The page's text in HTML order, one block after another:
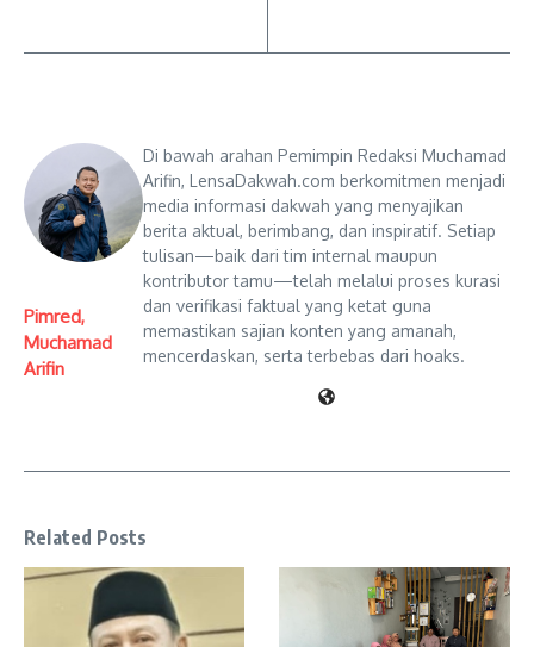
Pimred,
Muchamad
Arifin
Di bawah arahan Pemimpin Redaksi Muchamad
Arifin, LensaDakwah.com berkomitmen menjadi
media informasi dakwah yang menyajikan
berita aktual, berimbang, dan inspiratif. Setiap
tulisan—baik dari tim internal maupun
kontributor tamu—telah melalui proses kurasi
dan verifikasi faktual yang ketat guna
memastikan sajian konten yang amanah,
mencerdaskan, serta terbebas dari hoaks.
Related Posts